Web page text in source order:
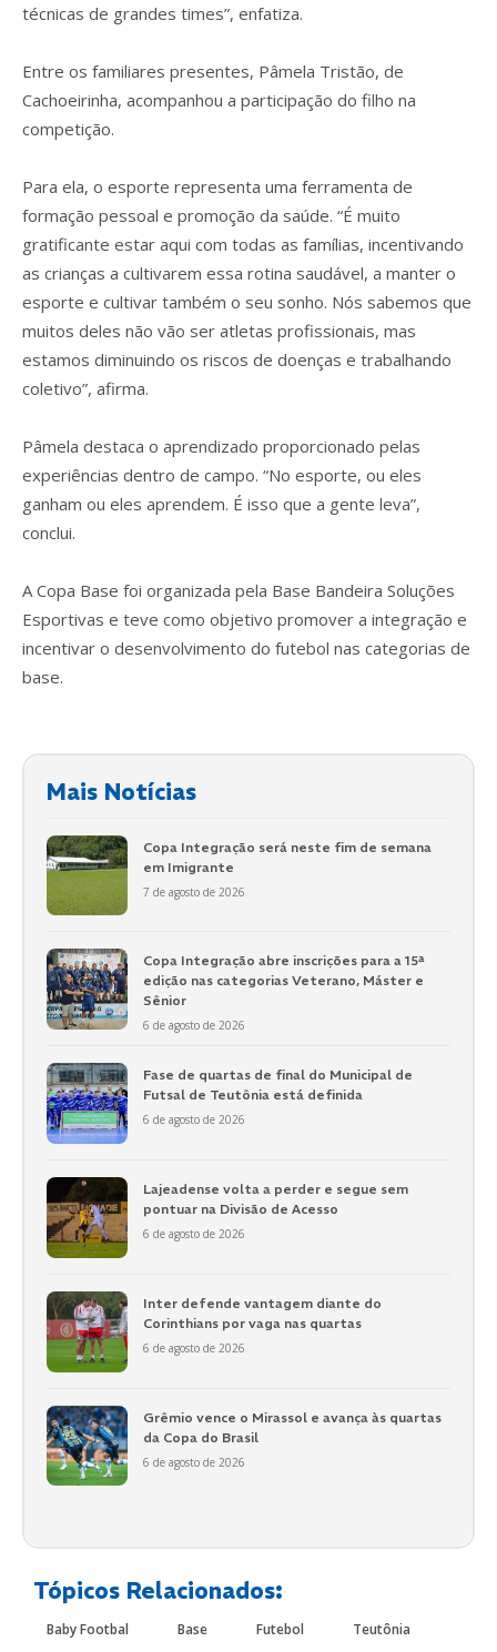
técnicas de grandes times”, enfatiza.
Entre os familiares presentes, Pâmela Tristão, de
Cachoeirinha, acompanhou a participação do filho na
competição.
Para ela, o esporte representa uma ferramenta de
formação pessoal e promoção da saúde. “É muito
gratificante estar aqui com todas as famílias, incentivando
as crianças a cultivarem essa rotina saudável, a manter o
esporte e cultivar também o seu sonho. Nós sabemos que
muitos deles não vão ser atletas profissionais, mas
estamos diminuindo os riscos de doenças e trabalhando
coletivo”, afirma.
Pâmela destaca o aprendizado proporcionado pelas
experiências dentro de campo. “No esporte, ou eles
ganham ou eles aprendem. É isso que a gente leva”,
conclui.
A Copa Base foi organizada pela Base Bandeira Soluções
Esportivas e teve como objetivo promover a integração e
incentivar o desenvolvimento do futebol nas categorias de
base.
Mais Notícias
Copa Integração será neste fim de semana
em Imigrante
7 de agosto de 2026
Copa Integração abre inscrições para a 15ª
edição nas categorias Veterano, Máster e
Sênior
6 de agosto de 2026
Fase de quartas de final do Municipal de
Futsal de Teutônia está definida
6 de agosto de 2026
Lajeadense volta a perder e segue sem
pontuar na Divisão de Acesso
6 de agosto de 2026
Inter defende vantagem diante do
Corinthians por vaga nas quartas
6 de agosto de 2026
Grêmio vence o Mirassol e avança às quartas
da Copa do Brasil
6 de agosto de 2026
Tópicos Relacionados:
Baby Footbal Base Futebol Teutônia